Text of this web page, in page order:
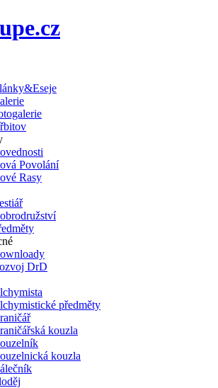
Povolání
Rasy
DrD
předměty
kouzla
kouzla